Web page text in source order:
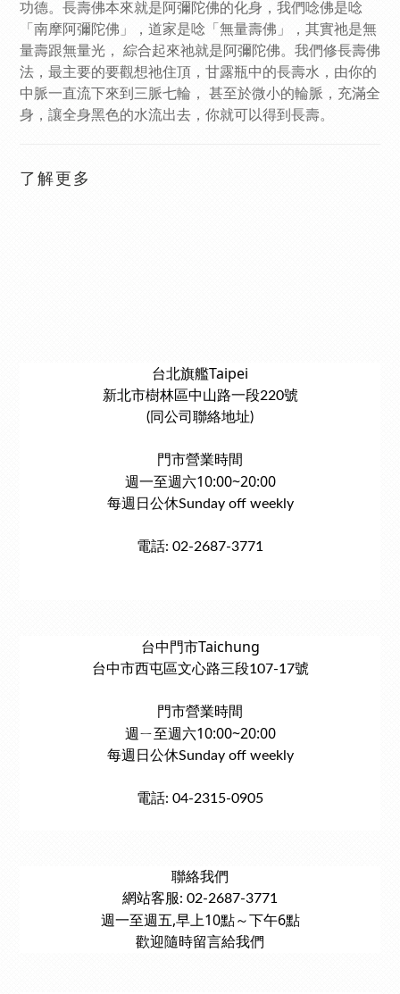
功德。長壽佛本來就是阿彌陀佛的化身，我們唸佛是唸
「南摩阿彌陀佛」，道家是唸「無量壽佛」，其實祂是無
量壽跟無量光， 綜合起來祂就是阿彌陀佛。我們修長壽佛
法，最主要的要觀想祂住頂，甘露瓶中的長壽水，由你的
中脈一直流下來到三脈七輪， 甚至於微小的輪脈，充滿全
身，讓全身黑色的水流出去，你就可以得到長壽。
了解更多
台北旗艦Taipei
新北市樹林區中山路一段220號
(同公司聯絡地址)
門市營業時間
週一至週六10:00~20:00
每週日公休Sunday off weekly
電話: 02-2687-3771
台中門市Taichung
台中市西屯區文心路三段107-17號
門市營業時間
週ㄧ至週六10:00~20:00
每週日公休Sunday off weekly
電話: 04-2315-0905
聯絡我們
網站客服: 02-2687-3771
週一至週五,早上10點～下午6點
歡迎隨時留言給我們